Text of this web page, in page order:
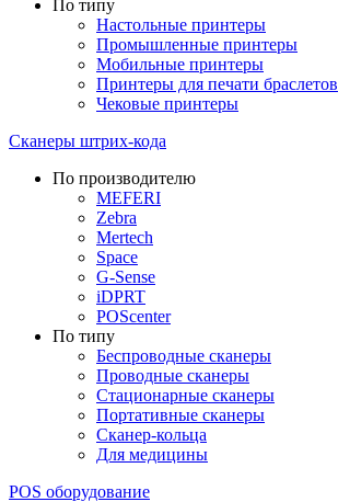
По типу
Настольные принтеры
Промышленные принтеры
Мобильные принтеры
Принтеры для печати браслетов
Чековые принтеры
Сканеры штрих-кода
По производителю
MEFERI
Zebra
Mertech
Space
G-Sense
iDPRT
POScenter
По типу
Беспроводные сканеры
Проводные сканеры
Стационарные сканеры
Портативные сканеры
Сканер-кольца
Для медицины
POS оборудование